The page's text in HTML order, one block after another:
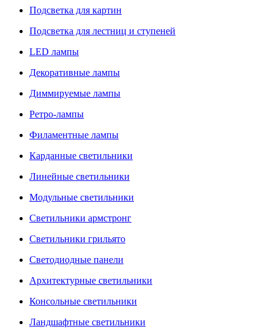
Подсветка для картин
Подсветка для лестниц и ступеней
LED лампы
Декоративные лампы
Диммируемые лампы
Ретро-лампы
Филаментные лампы
Карданные светильники
Линейные светильники
Модульные светильники
Светильники армстронг
Светильники грильято
Светодиодные панели
Архитектурные светильники
Консольные светильники
Ландшафтные светильники